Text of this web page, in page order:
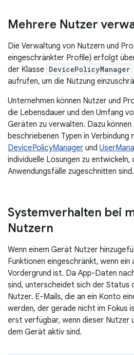
Mehrere Nutzer
Die Verwaltung von Nutzern und
eingeschränkter Profile) erfolgt
der Klasse DevicePolicyManager
aufrufen, um die Nutzung
Unternehmen können Nutzer und
die Lebensdauer und den Umfang
Geräten zu verwalten. Dazu können
beschriebenen Typen in Verbindung
DevicePolicyManager und
individuelle Lösungen zu entwickeln,
Anwendungsfälle zugeschnitten sind.
Systemverhalten bei
Nutzern
Wenn einem Gerät Nutzer
Funktionen eingeschränkt, wenn
Vordergrund ist. Da App-Daten
sind, unterscheidet sich der Status
Nutzer. E-Mails, die an ein Konto
werden, der gerade nicht im Fokus
erst verfügbar, wenn dieser Nutzer
dem Gerät aktiv sind.